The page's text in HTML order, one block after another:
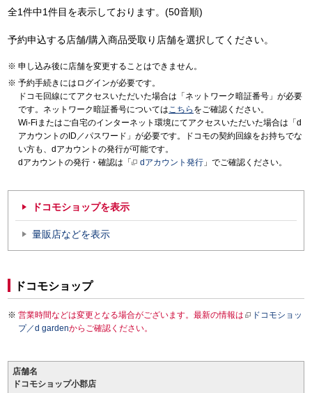
全1件中1件目を表示しております。(50音順)
予約申込する店舗/購入商品受取り店舗を選択してください。
申し込み後に店舗を変更することはできません。
予約手続きにはログインが必要です。
ドコモ回線にてアクセスいただいた場合は「ネットワーク暗証番号」が必要
です。ネットワーク暗証番号についてはこちら をご確認ください。
Wi-Fiまたはご自宅のインターネット環境にてアクセスいただいた場合は「d
アカウントのID／パスワード」が必要です。ドコモの契約回線をお持ちでな
い方も、dアカウントの発行が可能です。
dアカウントの発行・確認は「
dアカウント発行 」でご確認ください。
ドコモショップを表示
量販店などを表示
ドコモショップ
営業時間などは変更となる場合がございます。最新の情報は
ドコモショッ
プ／d gardenからご確認ください。
店舗名
ドコモショップ小郡店